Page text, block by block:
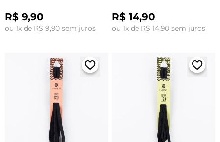
R$ 9,90
ou 1x de R$ 9,90 sem juros
R$ 14,90
ou 1x de R$ 14,90 sem juros